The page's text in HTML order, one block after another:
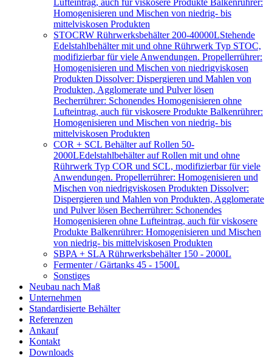
Lufteintrag, auch für viskosere Produkte Balkenrührer:
Homogenisieren und Mischen von niedrig- bis
mittelviskosen Produkten
STOCRW Rührwerksbehälter 200-40000LStehende
Edelstahlbehälter mit und ohne Rührwerk Typ STOC,
modifizierbar für viele Anwendungen. Propellerrührer:
Homogenisieren und Mischen von niedrigviskosen
Produkten Dissolver: Dispergieren und Mahlen von
Produkten, Agglomerate und Pulver lösen
Becherrührer: Schonendes Homogenisieren ohne
Lufteintrag, auch für viskosere Produkte Balkenrührer:
Homogenisieren und Mischen von niedrig- bis
mittelviskosen Produkten
COR + SCL Behälter auf Rollen 50-
2000LEdelstahlbehälter auf Rollen mit und ohne
Rührwerk Typ COR und SCL, modifizierbar für viele
Anwendungen. Propellerrührer: Homogenisieren und
Mischen von niedrigviskosen Produkten Dissolver:
Dispergieren und Mahlen von Produkten, Agglomerate
und Pulver lösen Becherrührer: Schonendes
Homogenisieren ohne Lufteintrag, auch für viskosere
Produkte Balkenrührer: Homogenisieren und Mischen
von niedrig- bis mittelviskosen Produkten
SBPA + SLA Rührwerksbehälter 150 - 2000L
Fermenter / Gärtanks 45 - 1500L
Sonstiges
Neubau nach Maß
Unternehmen
Standardisierte Behälter
Referenzen
Ankauf
Kontakt
Downloads